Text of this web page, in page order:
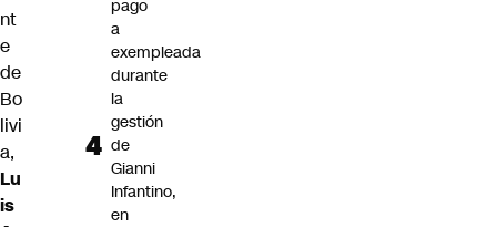
nt
e
de
Bo
livi
a,
Lu
is
pago
a
exempleada
durante
la
gestión
de
Gianni
Infantino,
en